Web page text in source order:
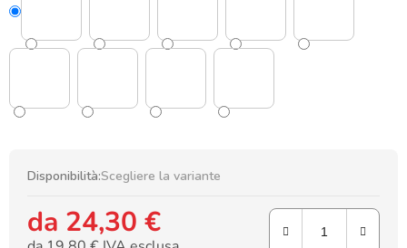
Disponibilità:Scegliere la variante
da 24,30 €